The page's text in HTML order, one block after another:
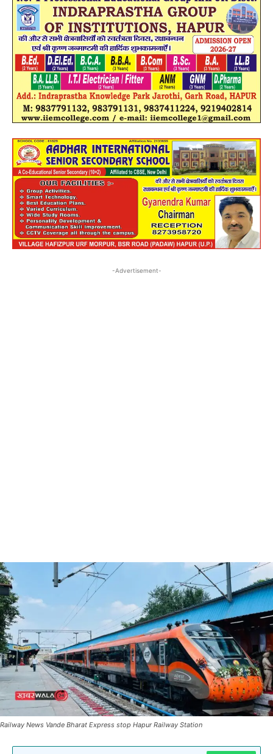
-Advertisement-
Railway News Vande Bharat Express stop Hapur Railway Station